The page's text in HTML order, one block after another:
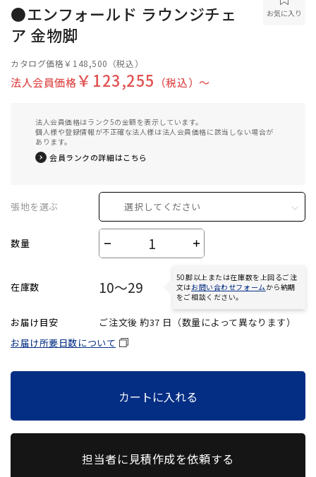
●エンフォールド ラウンジチェ
ア 金物脚
お気に入り
カタログ価格￥148,500 （税込）
法人会員価格￥123,255 （税込）〜
法人会員価格はランク5の金額を表示しています。
個人様や登録情報が不正確な法人様は法人会員価格に該当しない場合が
あります。
会員ランクの詳細はこちら
張地を選ぶ 選択してください
数量 － ＋
在庫数 10～29
50脚以上または在庫数を上回るご注
文はお問い合わせフォームから納期
をご相談ください。
お届け目安 ご注文後 約37 日（数量によって異なります）
お届け所要日数について
カートに入れる
担当者に見積作成を依頼する